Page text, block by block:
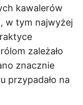
kawalerów
w tym najwyżej
zależało
znacznie
przypadało na